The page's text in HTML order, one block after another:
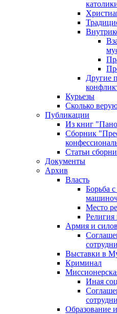
Другие
Курьезы
Сколько
Публикации
Из книг
Сборник
Статьи
Документы
Архив
Власть
Борьба
Место
Религия
Армия и
Выставки в
Криминал
Иная
Образование